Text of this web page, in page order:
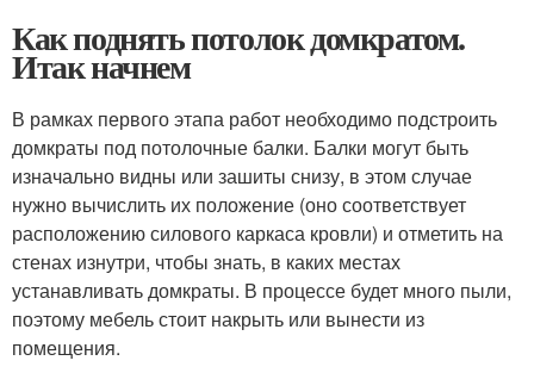
Как поднять потолок домкратом.
Итак начнем
В рамках первого этапа работ необходимо подстроить
домкраты под потолочные балки. Балки могут быть
изначально видны или зашиты снизу, в этом случае
нужно вычислить их положение (оно соответствует
расположению силового каркаса кровли) и отметить на
стенах изнутри, чтобы знать, в каких местах
устанавливать домкраты. В процессе будет много пыли,
поэтому мебель стоит накрыть или вынести из
помещения.